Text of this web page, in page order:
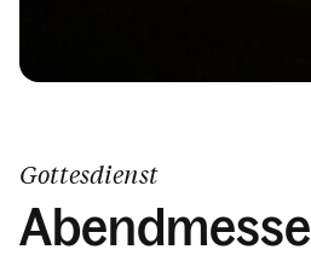
Gottesdienst
Abendmesse